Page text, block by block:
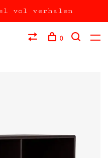
vol verhalen
0